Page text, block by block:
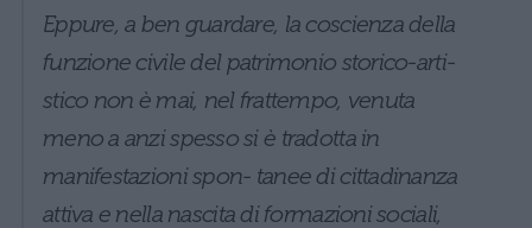
Eppure, a ben guardare, la coscienza della
funzione civile del patrimonio storico-arti-
stico non è mai, nel frattempo, venuta
meno a anzi spesso si è tradotta in
manifestazioni spon- tanee di cittadinanza
attiva e nella nascita di formazioni sociali,